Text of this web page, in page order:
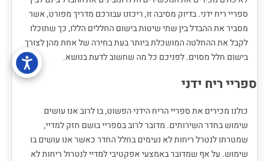
ספריי ריח ידני. בדיוק מסיבה זו, ריכזנו עבורכם מדריך מפורט, אשר
מסביר את ההבדל בין שתי שיטות בישום החללים הללו, כך שתוכלו
לקבל את ההחלטה המושכלת ביותר בעת בחירה של אחת מהן לצורך
בישום חלל מסוים. לפניכם כל מה שחשוב לדעת בנושא.
ספריי ריח ידני
כולנו מכירים את ספריי הריח הידני הפשוט, בו לרוב אנו עושים
שימוש בחדר השירותים. מדובר לרוב בספריי בושם חזק למדיי,
שמטרתו לנטרל ריחות לא נעימים בחלל החדר כאשר אנו עושים בו
שימוש. על אף שמדובר באמצעי אפקטיבי למדיי לנטרול ריחות לא